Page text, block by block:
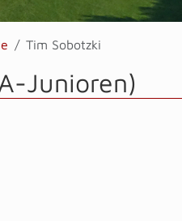
Tim Sobotzki
Junioren)